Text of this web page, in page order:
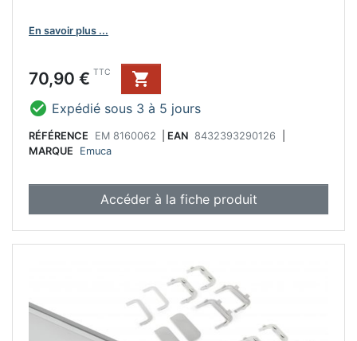
En savoir plus ...
Prix
70,90 € TTC

 Expédié sous 3 à 5 jours
RÉFÉRENCE EM 8160062 EAN 8432393290126
MARQUE
Emuca
Accéder à la fiche produit